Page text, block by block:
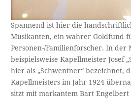
Spannend ist hier die
Musikanten, ein wahrer Goldfund
Personen-/Familienforscher. In der
beispielsweise Kapellmeister Josef
hier als „Schwentner“ bezeichnet,
Kapellmeisters im Jahr 1924
sitzt mit markantem Bart Engelbert